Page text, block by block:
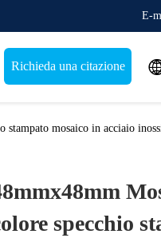
E-
Richieda una citazione
mosaico in acciaio
specchio